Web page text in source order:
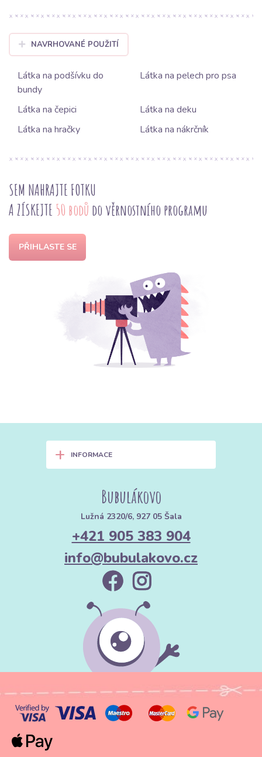
NAVRHOVANÉ POUŽITÍ
Látka na podšívku do
bundy
Látka na pelech pro psa
Látka na čepici
Látka na deku
Látka na hračky
Látka na nákrčník
SEM NAHRAJTE FOTKU
A ZÍSKEJTE 50 bodů do věrnostního programu
PŘIHLASTE SE
+ INFORMACE
Bubulákovo
Lužná 2320/6, 927 05 Šala
+421 905 383 904
info@bubulakovo.cz